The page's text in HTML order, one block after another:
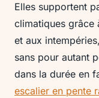
Elles supportent
climatiques grâce
et aux
sans pour autant
dans la durée en
escalier en pente